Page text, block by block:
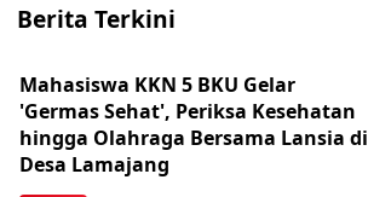
Berita Terkini
Mahasiswa KKN 5 BKU Gelar
'Germas Sehat', Periksa Kesehatan
hingga Olahraga Bersama Lansia di
Desa Lamajang